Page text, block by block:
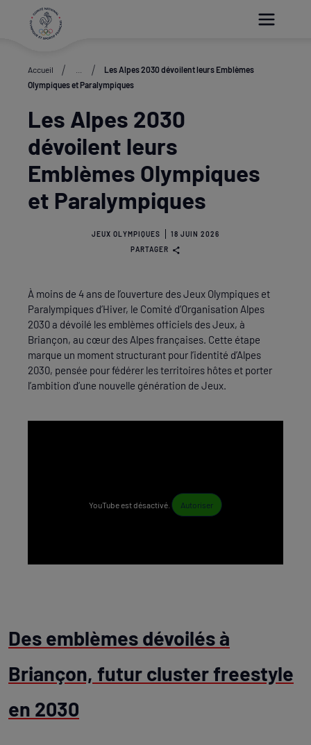
Accueil
Les Alpes 2030 dévoilent leurs Emblèmes
Olympiques et Paralympiques
Les Alpes 2030
dévoilent leurs
Emblèmes Olympiques
et Paralympiques
JEUX OLYMPIQUES
18 JUIN 2026
PARTAGER
À moins de 4 ans de l’ouverture des Jeux Olympiques et
Paralympiques d’Hiver, le Comité d’Organisation Alpes
2030 a dévoilé les emblèmes officiels des Jeux, à
Briançon, au cœur des Alpes françaises. Cette étape
marque un moment structurant pour l’identité d’Alpes
2030, pensée pour fédérer les territoires hôtes et porter
l’ambition d’une nouvelle génération de Jeux.
YouTube est désactivé. Autoriser
Des emblèmes dévoilés à
Briançon, futur cluster freestyle
en 2030
Paramétrer les cookies